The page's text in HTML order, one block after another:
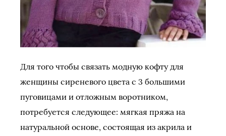
Для того чтобы связать модную кофту для
женщины сиреневого цвета с 3 большими
пуговицами и отложным воротником,
потребуется следующее: мягкая пряжа на
натуральной основе, состоящая из акрила и